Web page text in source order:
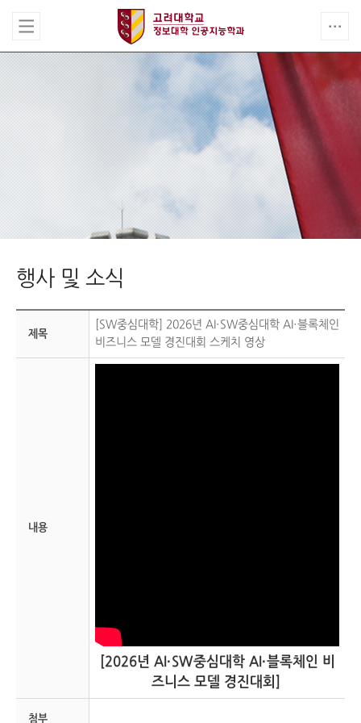
행사 및 소식
제목
[SW중심대학] 2026년 AI·SW중심대학 AI·블록체인
비즈니스 모델 경진대회 스케치 영상
내용
[2026년 AI·SW중심대학 AI·블록체인 비
즈니스 모델 경진대회]
첨부